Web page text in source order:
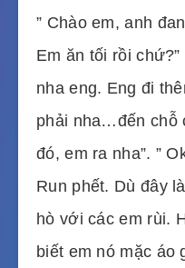
” Chào em, anh
Em ăn tối rồi
nha eng. Eng đi
phải nha…đến chỗ
đó, em ra nha”. ”
Run phết. Dù đây
hò với các em rùi.
biết em nó mặc áo